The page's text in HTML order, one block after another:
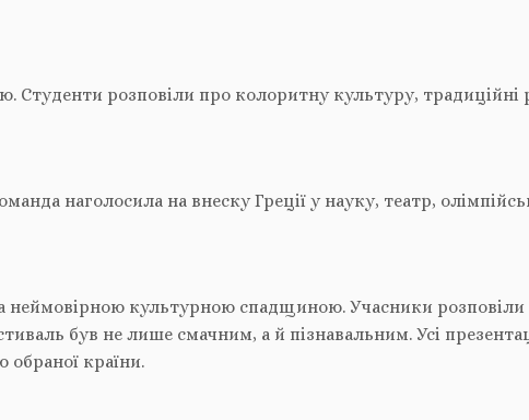
Студенти розповіли про колоритну культуру, традиційні
наголосила на внеску Греції у науку, театр,
культурною спадщиною. Учасники розповіли
був не лише смачним, а й пізнавальним. Усі
країни.